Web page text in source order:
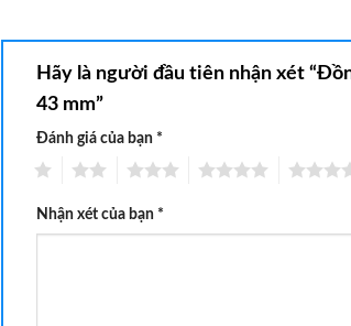
Hãy là người đầu tiên nhận xét
43 mm”
Đánh giá của bạn *
Nhận xét của bạn *